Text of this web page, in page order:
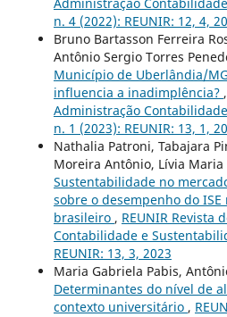
n. 4 (2022): REUNIR: 12, 4,
Bruno Bartasson Ferreira
Antônio Sergio Torres
Município de Uberlândia/
influencia a inadimplência? ,
Administração
n. 1 (2023): REUNIR: 13, 1,
Nathalia Patroni, Tabajara
Moreira Antônio, Lívia Maria
Sustentabilidade no
sobre o desempenho do
brasileiro , REUNIR Revista
Contabilidade e
REUNIR: 13, 3, 2023
Maria Gabriela Pabis,
Determinantes do nível de
contexto universitário ,